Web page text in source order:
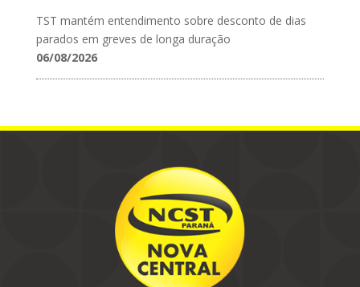
TST mantém entendimento sobre desconto de dias
parados em greves de longa duração
06/08/2026